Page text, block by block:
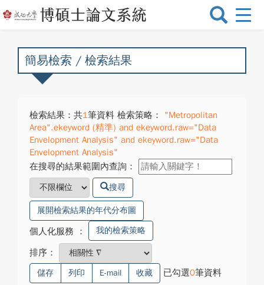
選
換
簡易檢索 / 檢索結果
檢索結果：共1筆資料 檢索策略：
"Metropolitan
Area".ekeyword (精準) and ekeyword.raw="Data
Envelopment Analysis" and ekeyword.raw="Data
Envelopment Analysis"
在搜尋的結果範圍內查詢：
搜尋
展開檢索結果的年代分布圖
個人化服務 ： 我的檢索策略
排序：
儲存 列印 E-mail 收藏 已勾選0筆資料